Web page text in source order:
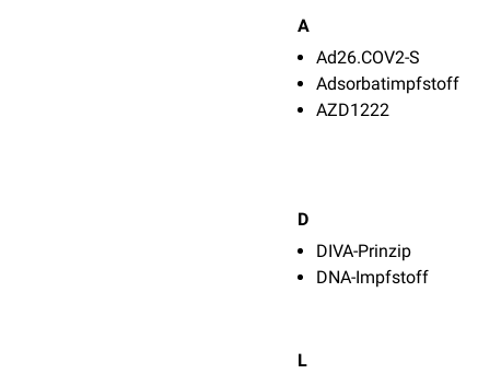
A
Ad26.COV2-S
Adsorbatimpfstoff
AZD1222
D
DIVA-Prinzip
DNA-Impfstoff
L